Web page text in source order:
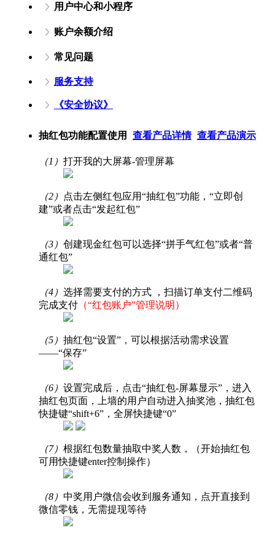
用户中心和小程序
账户余额介绍
常见问题
服务支持
《安全协议》
抽红包功能配置使用 查看产品详情 查看产品演示
（1） 打开我的大屏幕-管理屏幕
（2）
点击左侧红包应用“抽红包”功能，“立即创
建”或者点击“发起红包”
（3） 创建现金红包可以选择“拼手气红包”或者“普
通红包”
（4） 选择需要支付的方式 ，扫描订单支付二维码
完成支付 （“红包账户”管理说明）
（5） 抽红包“设置”，可以根据活动需求设置
——“保存”
（6） 设置完成后，点击“抽红包-屏幕显示”，进入
抽红包页面，上墙的用户自动进入抽奖池，抽红包
快捷键“shift+6”，全屏快捷键“0”
（7） 根据红包数量抽取中奖人数，（开始抽红包
可用快捷键enter控制操作）
（8） 中奖用户微信会收到服务通知，点开直接到
微信零钱，无需提现等待